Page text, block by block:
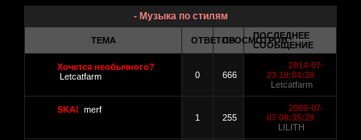
- Музыка по стилям
ТЕМА ОТВЕТОВПРОСМОТРОВ
ПОСЛЕДНЕЕ
СООБЩЕНИЕ
Хочется необычного?
Letcatfarm
0 666
2014-07-
23 10:04:28
Letcatfarm
SKA! merf
1
255
2009-07-
07 08:35:29
LILITH